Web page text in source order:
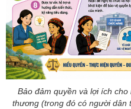
Bảo đảm quyền và lợi ích
thương (trong đó có người dân